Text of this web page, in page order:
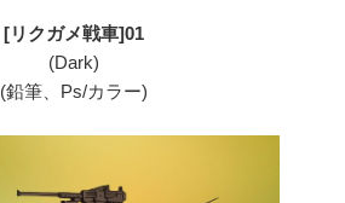
[リクガメ戦車]01
(Dark)
(鉛筆、Ps/カラー)